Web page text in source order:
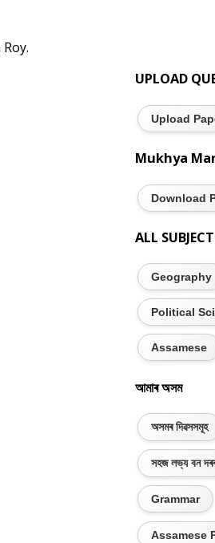
UPLOAD
Upload
Mukhya
Download
ALL
Geography
Political
Assamese
আমাৰ অসম
অসমৰ দিৱসসমূহ
সহজ লভ্য বন
Grammar
Assamese